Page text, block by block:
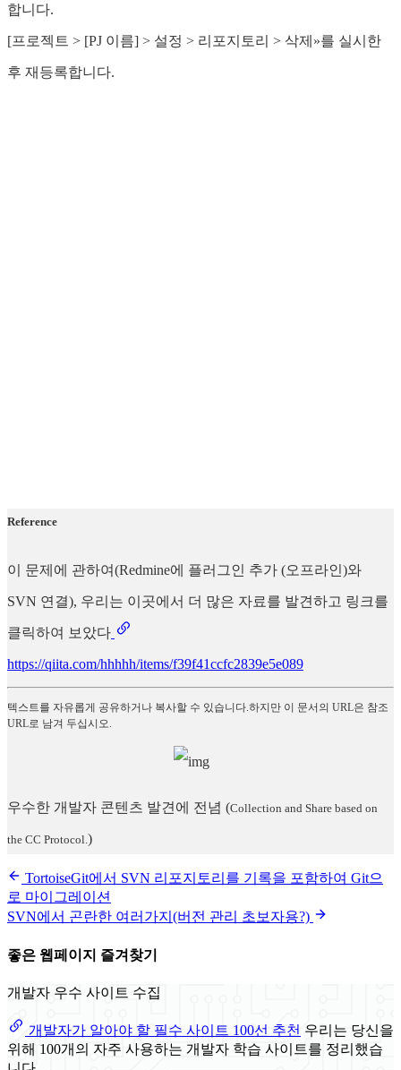
합니다.
[프로젝트 > [PJ 이름] > 설정 > 리포지토리 > 삭제»를 실시한
후 재등록합니다.
Reference
이 문제에 관하여(Redmine에 플러그인 추가 (오프라인)와
SVN 연결), 우리는 이곳에서 더 많은 자료를 발견하고 링크를
클릭하여 보았다
https://qiita.com/hhhhh/items/f39f41ccfc2839e5e089
텍스트를 자유롭게 공유하거나 복사할 수 있습니다.하지만 이 문서의 URL은 참조
URL로 남겨 두십시오.
우수한 개발자 콘텐츠 발견에 전념 (Collection and Share based on
the CC Protocol.)
TortoiseGit에서 SVN 리포지토리를 기록을 포함하여 Git으
로 마이그레이션
SVN에서 곤란한 여러가지(버전 관리 초보자용?)
좋은 웹페이지 즐겨찾기
개발자 우수 사이트 수집
개발자가 알아야 할 필수 사이트 100선 추천 우리는 당신을
위해 100개의 자주 사용하는 개발자 학습 사이트를 정리했습